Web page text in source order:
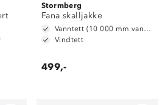
Stormberg
Fana skalljakke
Vanntett (10 000 mm vannsøyle)
Vindtett
499,-